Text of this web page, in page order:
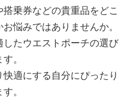
乗券などの貴重品をどこ
悩みではありませんか。
たウエストポーチの選び
。
適にする自分にぴったり
。